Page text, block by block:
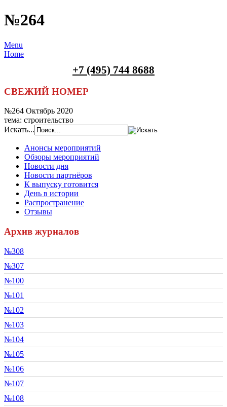
№264
Menu
Home
+7 (495) 744 8688
СВЕЖИЙ НОМЕР
№264 Октябрь 2020
тема: строительство
Искать...
Анонсы мероприятий
Обзоры мероприятий
Новости дня
Новости партнёров
К выпуску готовится
День в истории
Распространение
Отзывы
Архив журналов
№308
№307
№100
№101
№102
№103
№104
№105
№106
№107
№108